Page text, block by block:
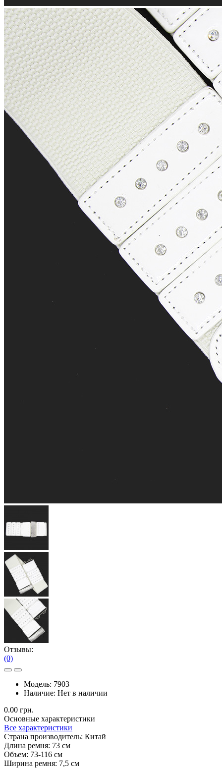
Отзывы:
(0)
Модель: 7903
Наличие: Нет в наличии
0.00 грн.
Основные характеристики
Все характеристики
Страна производитель: Китай
Длина ремня: 73 см
Объем: 73-116 см
Ширина ремня: 7,5 см